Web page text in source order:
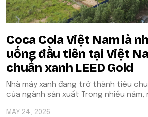
Coca Cola Việt Nam là
uống đầu tiên tại Việt
chuẩn xanh LEED Gold
Nhà máy xanh đang trở thành tiêu
của ngành sản xuất Trong nhiều năm,
MAY 24, 2026